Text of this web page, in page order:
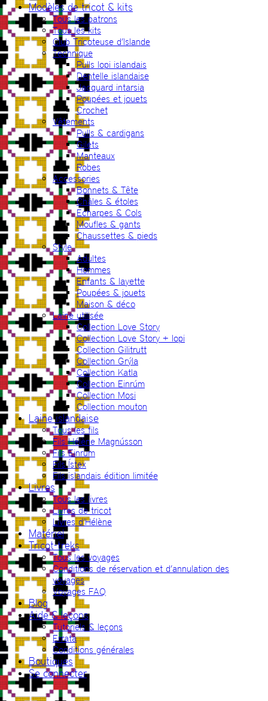
Modèles de tricot & kits
Tous les patrons
Tous les kits
Club Tricoteuse d’Islande
Technique
Pulls lopi islandais
Dentelle islandaise
Jacquard intarsia
Poupées et jouets
Crochet
Vêtements
Pulls & cardigans
Gilets
Manteaux
Robes
Accessories
Bonnets & Tête
Châles & étoles
Echarpes & Cols
Moufles & gants
Chaussettes & pieds
Style
Adultes
Hommes
Enfants & layette
Poupées & jouets
Maison & déco
Laine utilisée
Collection Love Story
Collection Love Story + lopi
Collection Gilitrutt
Collection Grýla
Collection Katla
Collection Einrúm
Collection Mosi
Collection mouton
Laine islandaise
Tous les fils
Fils Hélène Magnússon
Fils Einrúm
Fils Ístex
Fils islandais édition limitée
Livres
Tous les livres
Livres de tricot
Livres d’Hélène
Matériel
Tricot-treks
Tous les voyages
Conditions de réservation et d’annulation des
voyages
Voyages FAQ
Blog
Aide & leçons
Tutoriels & leçons
Errata
Conditions générales
Boutiques
Se connecter